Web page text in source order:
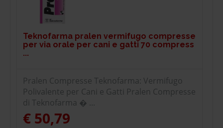
Teknofarma pralen vermifugo compresse
per via orale per cani e gatti 70 compress
...
Pralen Compresse Teknofarma: Vermifugo
Polivalente per Cani e Gatti Pralen Compresse
di Teknofarma � ...
€ 50,79